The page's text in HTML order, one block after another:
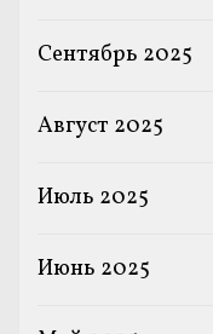
Сентябрь 2025
Август 2025
Июль 2025
Июнь 2025